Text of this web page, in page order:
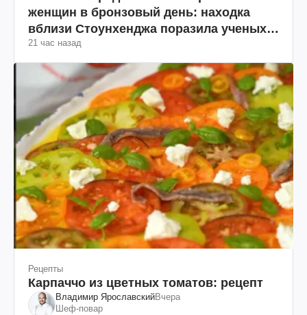
женщин в бронзовый день: находка
вблизи Стоунхенджа поразила ученых
(фото)
21 час назад
Рецепты
Карпаччо из цветных томатов: рецепт
Владимир ЯрославскийВчера
Шеф-повар